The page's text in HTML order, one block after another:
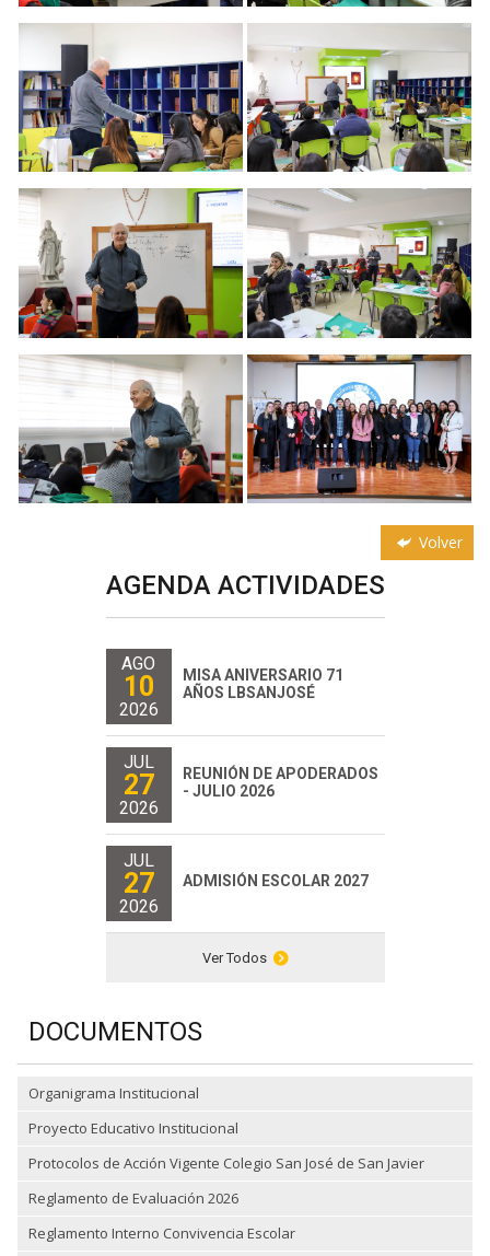
Volver
AGENDA ACTIVIDADES
AGO
10
2026
MISA ANIVERSARIO 71
AÑOS LBSANJOSÉ
JUL
27
2026
REUNIÓN DE APODERADOS
- JULIO 2026
JUL
27
2026
ADMISIÓN ESCOLAR 2027
Ver Todos
DOCUMENTOS
Organigrama Institucional
Proyecto Educativo Institucional
Protocolos de Acción Vigente Colegio San José de San Javier
Reglamento de Evaluación 2026
Reglamento Interno Convivencia Escolar